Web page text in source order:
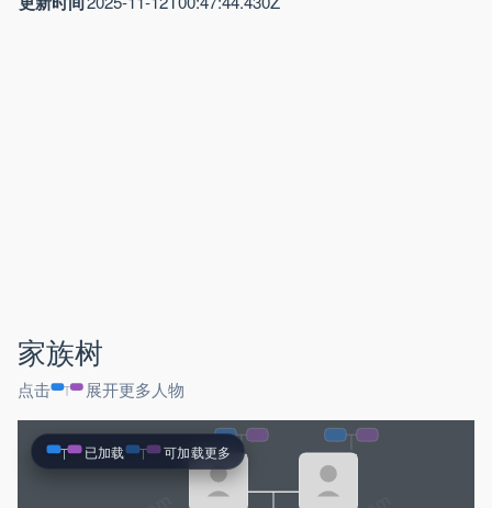
家族树
点击 展开更多人物
已加载 可加载更多